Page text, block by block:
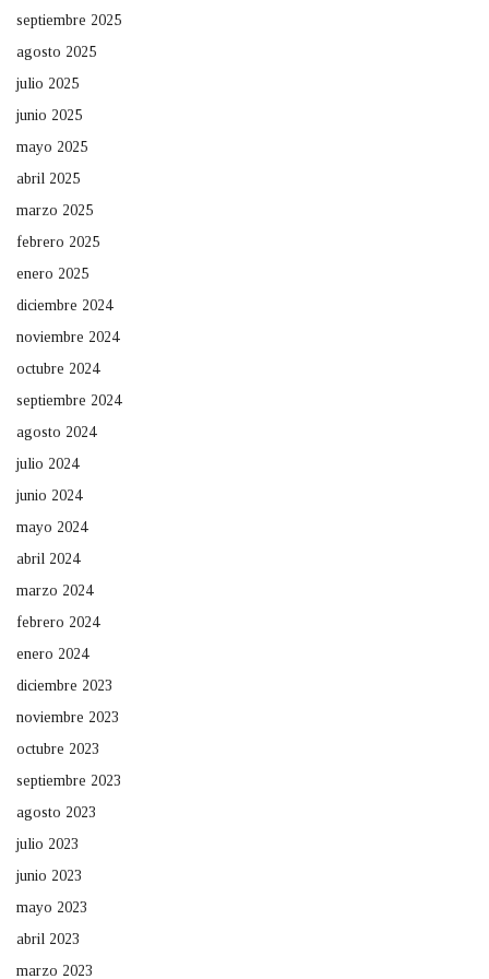
septiembre 2025
agosto 2025
julio 2025
junio 2025
mayo 2025
abril 2025
marzo 2025
febrero 2025
enero 2025
diciembre 2024
noviembre 2024
octubre 2024
septiembre 2024
agosto 2024
julio 2024
junio 2024
mayo 2024
abril 2024
marzo 2024
febrero 2024
enero 2024
diciembre 2023
noviembre 2023
octubre 2023
septiembre 2023
agosto 2023
julio 2023
junio 2023
mayo 2023
abril 2023
marzo 2023